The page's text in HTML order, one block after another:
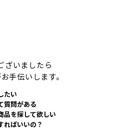
ざいましたら
手伝いします。
たい
質問がある
品を探して欲しい
ればいいの？